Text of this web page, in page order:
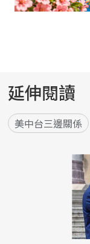
延伸閱讀
美中台三邊關係